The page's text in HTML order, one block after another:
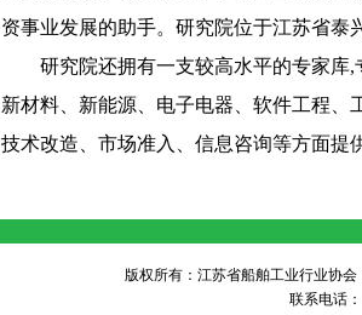
资事业发展的助手。研究院位于江苏省泰
研究院还拥有一支较高水平的专家库,
新材料、新能源、电子电器、软件工程
技术改造、市场准入、信息咨询等方面提
版权所有：江苏省船舶工业行业协
联系电话